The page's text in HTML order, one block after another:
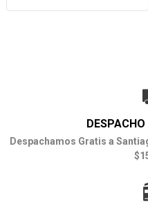
Despachamos Gratis a